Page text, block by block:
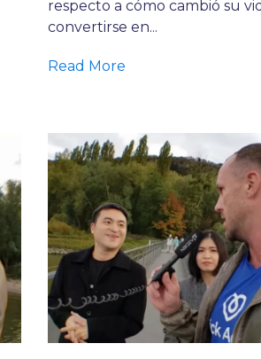
respecto a cómo cambió su
convertirse en...
Read More